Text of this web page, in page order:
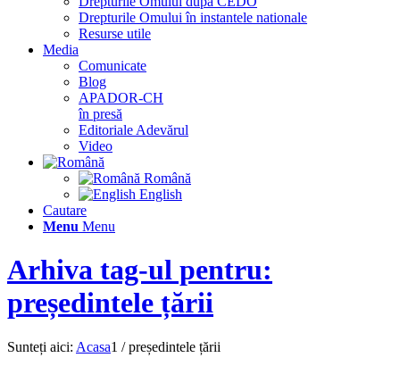
Drepturile Omului în instantele nationale
Resurse utile
Media
Comunicate
Blog
APADOR-CH
în presă
Editoriale Adevărul
Video
Română
English
Cautare
Menu Menu
Arhiva tag-ul pentru:
președintele țării
Sunteți aici: Acasa1 / președintele țării